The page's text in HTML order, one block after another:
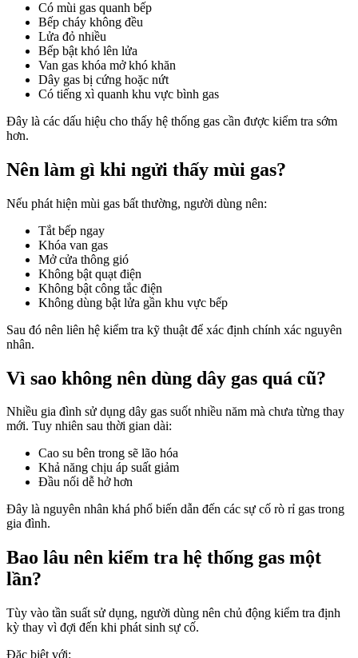
Có mùi gas quanh bếp
Bếp cháy không đều
Lửa đỏ nhiều
Bếp bật khó lên lửa
Van gas khóa mở khó khăn
Dây gas bị cứng hoặc nứt
Có tiếng xì quanh khu vực bình gas
Đây là các dấu hiệu cho thấy hệ thống gas cần được kiểm tra sớm
hơn.
Nên làm gì khi ngửi thấy mùi gas?
Nếu phát hiện mùi gas bất thường, người dùng nên:
Tắt bếp ngay
Khóa van gas
Mở cửa thông gió
Không bật quạt điện
Không bật công tắc điện
Không dùng bật lửa gần khu vực bếp
Sau đó nên liên hệ kiểm tra kỹ thuật để xác định chính xác nguyên
nhân.
Vì sao không nên dùng dây gas quá cũ?
Nhiều gia đình sử dụng dây gas suốt nhiều năm mà chưa từng thay
mới. Tuy nhiên sau thời gian dài:
Cao su bên trong sẽ lão hóa
Khả năng chịu áp suất giảm
Đầu nối dễ hở hơn
Đây là nguyên nhân khá phổ biến dẫn đến các sự cố rò rỉ gas trong
gia đình.
Bao lâu nên kiểm tra hệ thống gas một
lần?
Tùy vào tần suất sử dụng, người dùng nên chủ động kiểm tra định
kỳ thay vì đợi đến khi phát sinh sự cố.
Đặc biệt với: